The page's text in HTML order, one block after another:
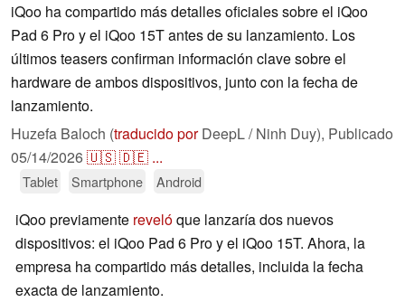
iQoo ha compartido más detalles oficiales sobre el iQoo
Pad 6 Pro y el iQoo 15T antes de su lanzamiento. Los
últimos teasers confirman información clave sobre el
hardware de ambos dispositivos, junto con la fecha de
lanzamiento.
Huzefa Baloch (traducido porDeepL / Ninh Duy), Publicado
05/14/2026🇺🇸🇩🇪 ...
Tablet Smartphone Android
iQoo previamente revelóque lanzaría dos nuevos
dispositivos: el iQoo Pad 6 Pro y el iQoo 15T. Ahora, la
empresa ha compartido más detalles, incluida la fecha
exacta de lanzamiento.